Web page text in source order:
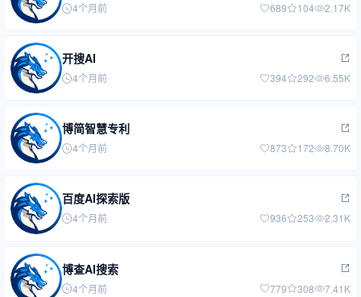
4个月前 689 104 2.17K
开搜AI
4个月前 394 292 6.55K
博简智慧专利
4个月前 873 172 8.70K
百度AI探索版
4个月前 936 253 2.31K
博查AI搜索
4个月前 779 308 7.41K